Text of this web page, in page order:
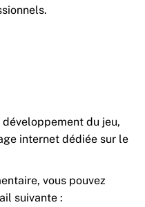
du jeu,
internet dédiée sur le
vous pouvez
suivante :